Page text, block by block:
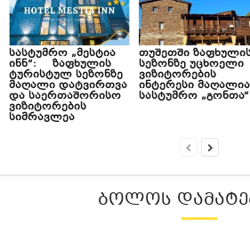
სასტუმრო „მესტია
ინნ“: ზაფხულის
ტურისტულ სეზონზე
მაღალი დატვირთვა
და საერთაშორისო
ვიზიტორების
სიმრავლეა
თუშეთში
სეზონზე უცხოელი
ვიზიტორების
ინტერესი
სასტუმრო „გონთა“
ᲑᲝᲚᲝᲡ